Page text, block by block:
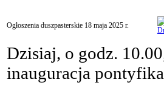
Ogłoszenia duszpasterskie 18 maja 2025 r.
Dzisiaj, o godz.
inauguracja